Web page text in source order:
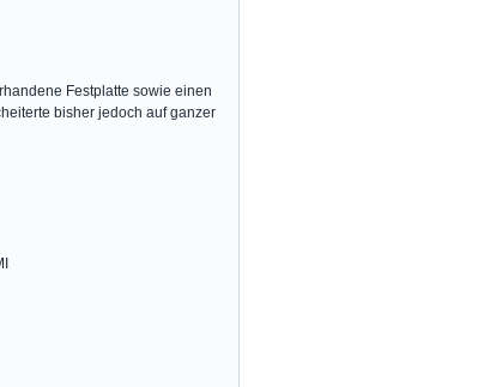
Festplatte sowie einen
bisher jedoch auf ganzer